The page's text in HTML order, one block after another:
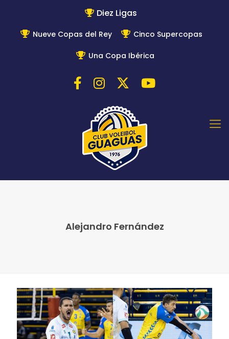
Diez Ligas
Nueve Copas del Rey Cinco Supercopas
Una Copa Ibérica
Alejandro Fernández